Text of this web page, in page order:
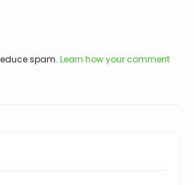
spam. Learn how your comment